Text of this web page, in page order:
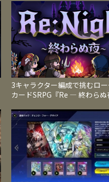
3キャラクター編成で挑むロ
カードSRPG『Re ― 終わらぬ